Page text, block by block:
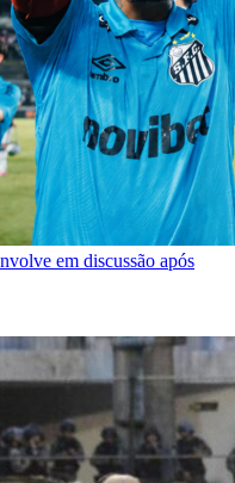
em discussão após